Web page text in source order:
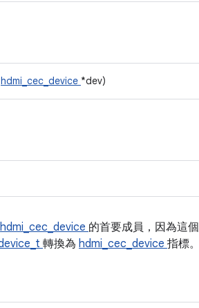
hdmi_cec_device *dev)
hdmi_cec_device 的首要成員，因為這
轉換為 hdmi_cec_device 指標。